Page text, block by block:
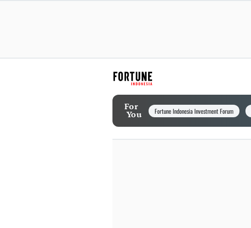
For
You Fortune Indonesia Investment Forum